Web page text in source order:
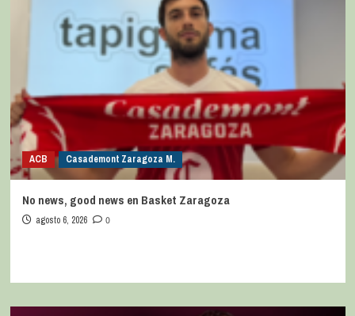
ACB Casademont Zaragoza M.
No news, good news en Basket Zaragoza
agosto 6, 2026 0